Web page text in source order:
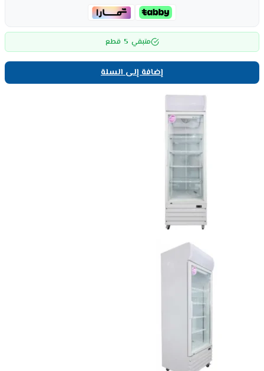
متبقي 5 قطع
إضافة إلى السلة